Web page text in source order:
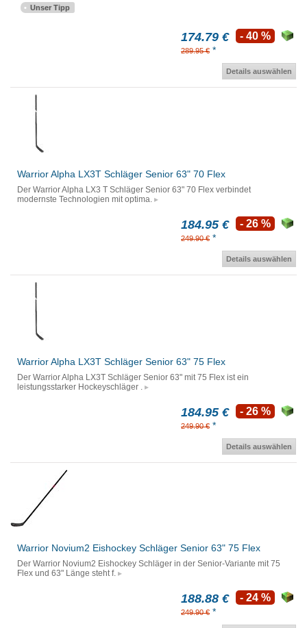
Unser Tipp
174.79 €
289.95 € *
- 40 %
Details auswählen
Warrior Alpha LX3T Schläger Senior 63" 70 Flex
Der Warrior Alpha LX3 T Schläger Senior 63" 70 Flex verbindet
modernste Technologien mit optima.
184.95 €
249.90 € *
- 26 %
Details auswählen
Warrior Alpha LX3T Schläger Senior 63" 75 Flex
Der Warrior Alpha LX3T Schläger Senior 63" mit 75 Flex ist ein
leistungsstarker Hockeyschläger .
184.95 €
249.90 € *
- 26 %
Details auswählen
Warrior Novium2 Eishockey Schläger Senior 63" 75 Flex
Der Warrior Novium2 Eishockey Schläger in der Senior-Variante mit 75
Flex und 63" Länge steht f.
188.88 €
249.90 € *
- 24 %